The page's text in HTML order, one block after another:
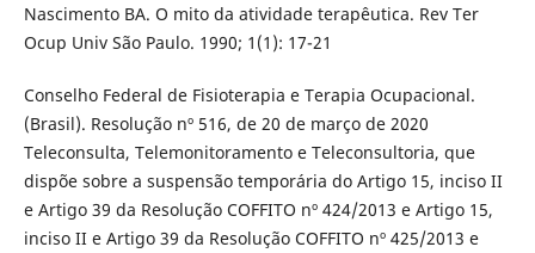
Nascimento BA. O mito da atividade terapêutica. Rev Ter
Ocup Univ São Paulo. 1990; 1(1): 17-21
Conselho Federal de Fisioterapia e Terapia Ocupacional.
(Brasil). Resolução nº 516, de 20 de março de 2020
Teleconsulta, Telemonitoramento e Teleconsultoria, que
dispõe sobre a suspensão temporária do Artigo 15, inciso II
e Artigo 39 da Resolução COFFITO nº 424/2013 e Artigo 15,
inciso II e Artigo 39 da Resolução COFFITO nº 425/2013 e